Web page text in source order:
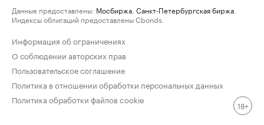
Данные предоставлены: Мосбиржа Санкт-Петербургская биржа
Индексы облигаций предоставлены Cbonds.
Информация об ограничениях
О соблюдении авторских прав
Пользовательское соглашение
Политика в отношении обработки персональных данных
Политика обработки файлов cookie
18+